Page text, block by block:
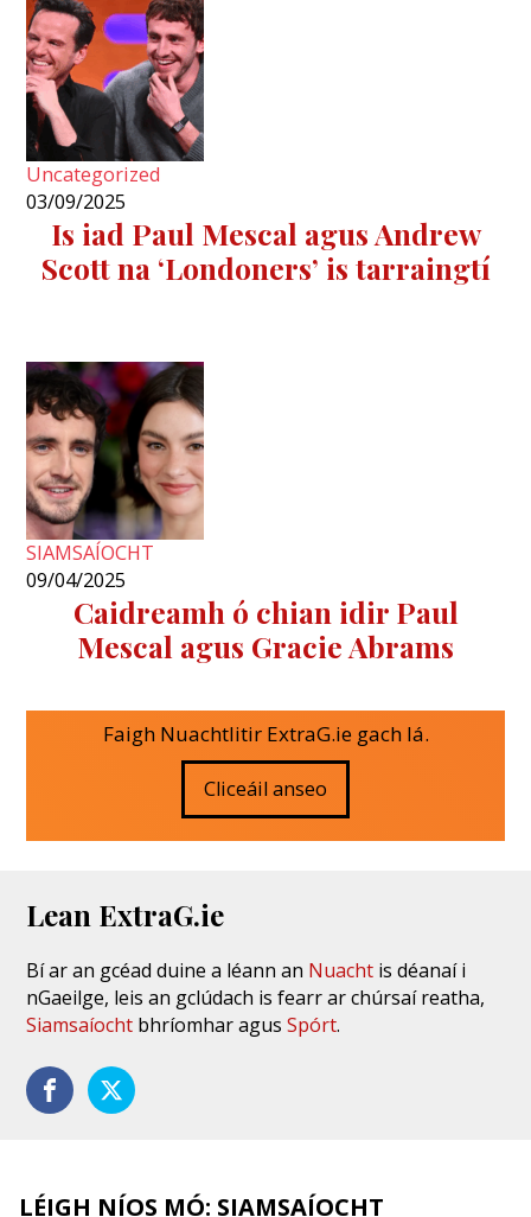
Uncategorized
03/09/2025
Is iad Paul Mescal agus Andrew
Scott na ‘Londoners’ is tarraingtí
SIAMSAÍOCHT
09/04/2025
Caidreamh ó chian idir Paul
Mescal agus Gracie Abrams
Faigh Nuachtlitir ExtraG.ie gach lá.
Cliceáil anseo
Lean ExtraG.ie
Bí ar an gcéad duine a léann an Nuacht is déanaí i
nGaeilge, leis an gclúdach is fearr ar chúrsaí reatha,
Siamsaíocht bhríomhar agusSpórt.
LÉIGH NÍOS MÓ: SIAMSAÍOCHT